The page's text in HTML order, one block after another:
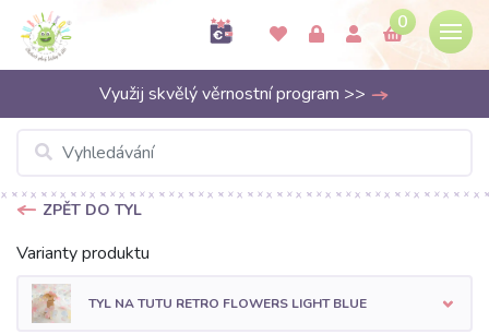
0
Využij skvělý věrnostní program >>
ZPĚT DO TYL
Varianty produktu
TYL NA TUTU RETRO FLOWERS LIGHT BLUE